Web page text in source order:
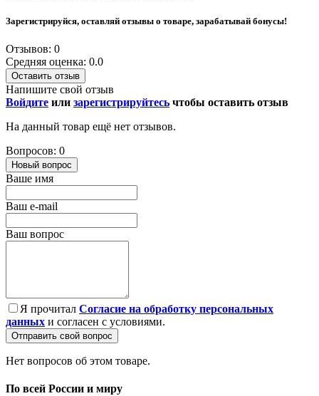
Зарегистрируйся, оставляй отзывы о товаре, зарабатывай бонусы!
Отзывов: 0
Средняя оценка: 0.0
Оставить отзыв
Напишите свой отзыв
Войдите или зарегистрируйтесь чтобы оставить отзыв
На данный товар ещё нет отзывов.
Вопросов: 0
Новый вопрос
Ваше имя
Ваш e-mail
Ваш вопрос
Я прочитал Согласие на обработку персональных
данных и согласен с условиями.
Отправить свой вопрос
Нет вопросов об этом товаре.
По всей России и миру